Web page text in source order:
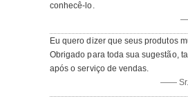
conhecê-lo.
Eu quero dizer que seus produtos
Obrigado para toda sua sugestão,
após o serviço de vendas.
—— Sr.